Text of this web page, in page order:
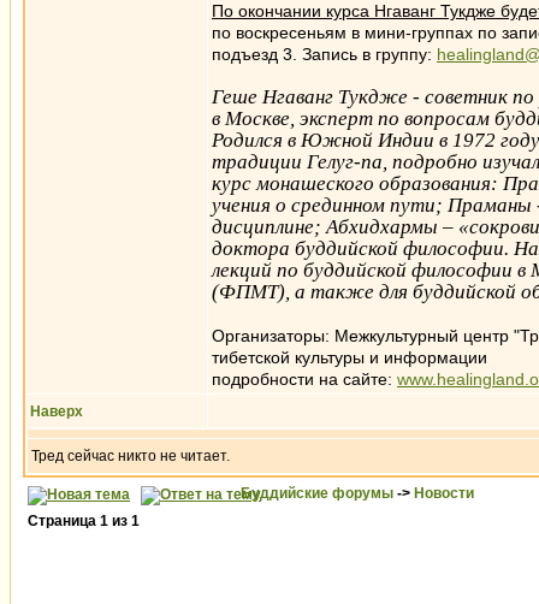
По окончании курса Нгаванг Тукдже
по воскресеньям в мини-группах по
подъезд 3. Запись в группу:
Геше Нгаванг Тукдже - советник
в Москве, эксперт по вопросам
Родился в Южной Индии в 1972
традиции Гелуг-па, подробно
курс монашеского образования:
учения о срединном пути; Праманы
дисциплине; Абхидхармы –
доктора буддийской философии.
лекций по буддийской философии
(ФПМТ), а также для буддийской
Организаторы: Межкультурный центр
тибетской культуры и информации
подробности на сайте:
Наверх
Тред сейчас никто не читает.
Буддийские форумы -> Новости
Страница 1 из 1